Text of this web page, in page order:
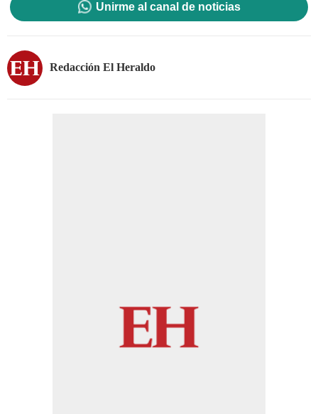
Unirme al canal de noticias
Redacción El Heraldo